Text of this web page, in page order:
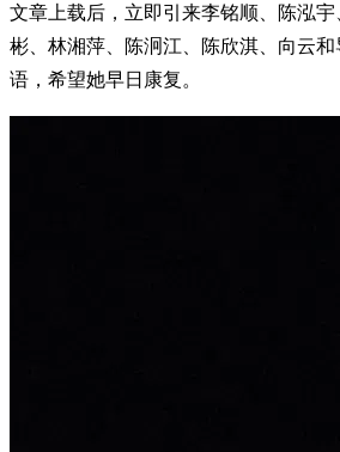
文章上载后，立即引来李铭顺、陈泓
彬、林湘萍、陈泂江、陈欣淇、向云
语，希望她早日康复。